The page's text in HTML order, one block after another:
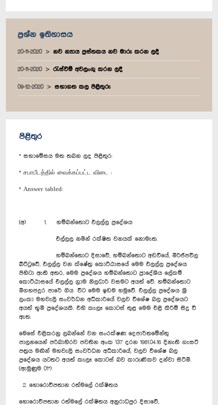
ප්‍රශ්න ඉතිහාසය
20-11-2020 නව න්‍යාය පුස්තකය නව මාරු කරන ලදී
20-11-2020 රැස්වීම් අවලංගු කරන ලදී
09-12-2020 සභාගත කල පිළිතුරු
පිළිතුර
* සභාමේසය මත තබන ලද පිළිතුර:
* சபாபீடத்தில் வைக்கப்பட்ட விடை :
* Answer tabled:
(අ) 1. හම්බන්තොට එලල්ල ප්‍රදේශය
එල්ලල නමින් රක්ෂිත වනයක් නොමැත.
හම්බන්තොට දිසාවේ, හම්බන්තොට අඩවියේ, මිරිජ්ජවිල
බීට්ටුවේ, එලල්ල වන ක්ෂේත්‍ර කොට්ඨාසයේ මෙම එලල්ල ප්‍රදේශය
පිහිටා ඇති අතර, මෙම ප්‍රදේශය හම්බන්තොට ප්‍රාදේශීය ලේකම්
කොට්ඨාසයේ එලල්ල ග්‍රාම නිලධාරි වසමට අයත් වේ. හම්බන්තොට
මීගහජදුර පාරේ ගිය විට මෙම ඉඩම හමුවේ. එලල්ල ප්‍රදේශය ශ්‍රී
ලංකා මහවැලි සංවර්ධන අධිකාරියේ වලව විශේෂ බල ප්‍රදේශයට
අයත් භූමි ප්‍රදේශයකි. එහි කැලෑ කොටස් තුළ මෙම එළි කිරීම් සිදු වී
ඇත.
මෙසේ එළිකරනු ලබන්නේ වන සංරක්ෂණ දෙපාර්තමේන්තු
පාලනයෙන් පරිබාහිරව පවතින අංක 137 දරන 1981.04.16 දිනැති ගැසට්
පත්‍රය මඟින් මහවැලි සංවර්ධන අධිකාරියේ, වලව විශේෂ බල
ප්‍රදේශය යටතට අයත් කැලෑ කොටස් බව කාරුණිකව දන්වා සිටිමි.
(ඇමුණුම 01*)
2. හොරොව්පතාන රත්මලේ රක්ෂිතය
හොරොව්පතාන රත්මලේ රක්ෂිතය අනුරාධපුර දිසාවේ,